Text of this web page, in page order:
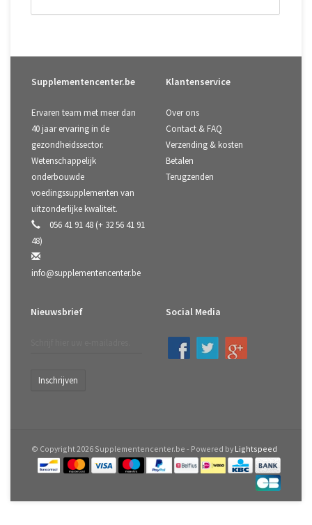
Supplementencenter.be
Ervaren team met meer dan
40 jaar ervaring in de
gezondheidssector.
Wetenschappelijk
onderbouwde
voedingssupplementen van
uitzonderlijke kwaliteit.
056 41 91 48 (+ 32 56 41 91
48)
info@supplementencenter.be
Klantenservice
Over ons
Contact & FAQ
Verzending & kosten
Betalen
Terugzenden
Nieuwsbrief
Inschrijven
Social Media
© Copyright 2026 Supplementencenter.be - Powered by Lightspeed